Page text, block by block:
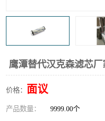
鹰潭替代汉克森滤芯
价格： 面议
产品数量： 9999.00个